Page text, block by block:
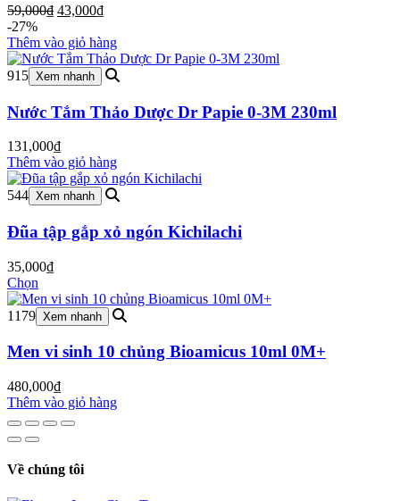
59,000₫ Giá
là:
59,000₫.
43,000₫Giá
tại
là:
43,000₫.
-27%
Thêm vào giỏ hàng
915 Xem nhanh
Nước Tắm Thảo Dược Dr Papie 0-3M 230ml
131,000₫
Thêm vào giỏ hàng
544 Xem nhanh
Đũa tập gắp xỏ ngón Kichilachi
35,000₫
Chọn
1179 Xem nhanh
Men vi sinh 10 chủng Bioamicus 10ml 0M+
480,000₫
Thêm vào giỏ hàng
Về chúng tôi